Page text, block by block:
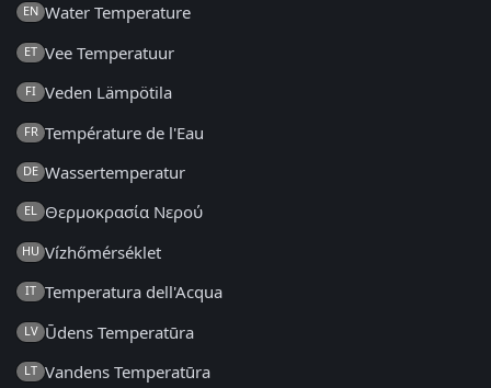
EN Water Temperature
ET Vee Temperatuur
FI Veden Lämpötila
FR Température de l'Eau
DE Wassertemperatur
EL Θερμοκρασία Νερού
HU Vízhőmérséklet
IT Temperatura dell'Acqua
LV Ūdens Temperatūra
LT Vandens Temperatūra